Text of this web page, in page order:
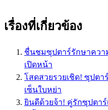
เรื่องที่เกี่ยวข้อง
ชื่นชมซุปตาร์รักษาควา
เปิดหน้า
โสดสวยรวยเชิด! ซุปต
เซ็นใบหย่า
ยินดีด้วยจ้า! คู่รักซุปตา